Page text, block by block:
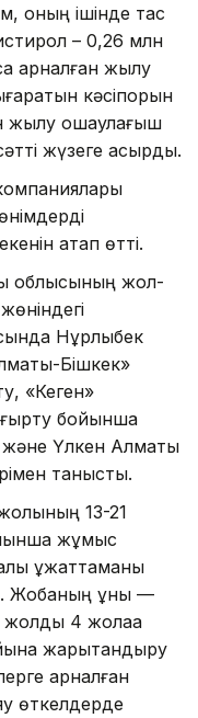
оның ішінде тас
– 0,26 млн
арналған жылу
кәсіпорын
жылу оқшаулағыш
жүзеге асырды.
атап өтті.
облысының жол-
Нұрлыбек
Бішкек»
«Кеген»
бойынша
және Үлкен Алматы
танысты.
13-21
жұмыс
құжаттаманы
Жобаның құны —
4 жолаққа
жарықтандыру
арналған
өткелдерде